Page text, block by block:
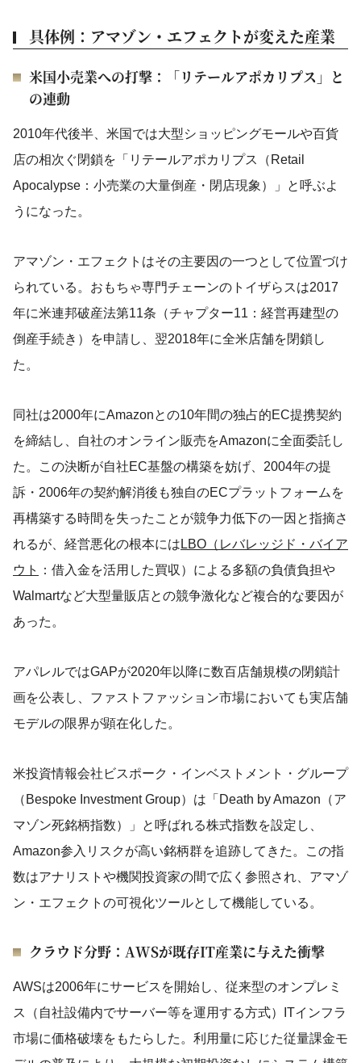
具体例：アマゾン・エフェクトが変えた産業
米国小売業への打撃：「リテールアポカリプス」と
の連動
2010年代後半、米国では大型ショッピングモールや百貨
店の相次ぐ閉鎖を「リテールアポカリプス（Retail
Apocalypse：小売業の大量倒産・閉店現象）」と呼ぶよ
うになった。
アマゾン・エフェクトはその主要因の一つとして位置づけ
られている。おもちゃ専門チェーンのトイザらスは2017
年に米連邦破産法第11条（チャプター11：経営再建型の
倒産手続き）を申請し、翌2018年に全米店舗を閉鎖し
た。
同社は2000年にAmazonとの10年間の独占的EC提携契約
を締結し、自社のオンライン販売をAmazonに全面委託し
た。この決断が自社EC基盤の構築を妨げ、2004年の提
訴・2006年の契約解消後も独自のECプラットフォームを
再構築する時間を失ったことが競争力低下の一因と指摘さ
れるが、経営悪化の根本には LBO（レバレッジド・バイア
ウト
：借入金を活用した買収）による多額の負債負担や
Walmartなど大型量販店との競争激化など複合的な要因が
あった。
アパレルではGAPが2020年以降に数百店舗規模の閉鎖計
画を公表し、ファストファッション市場においても実店舗
モデルの限界が顕在化した。
米投資情報会社ビスポーク・インベストメント・グループ
（Bespoke Investment Group）は「Death by Amazon（ア
マゾン死銘柄指数）」と呼ばれる株式指数を設定し、
Amazon参入リスクが高い銘柄群を追跡してきた。この指
数はアナリストや機関投資家の間で広く参照され、アマゾ
ン・エフェクトの可視化ツールとして機能している。
クラウド分野：AWSが既存IT産業に与えた衝撃
AWSは2006年にサービスを開始し、従来型のオンプレミ
ス（自社設備内でサーバー等を運用する方式）ITインフラ
市場に価格破壊をもたらした。利用量に応じた従量課金モ